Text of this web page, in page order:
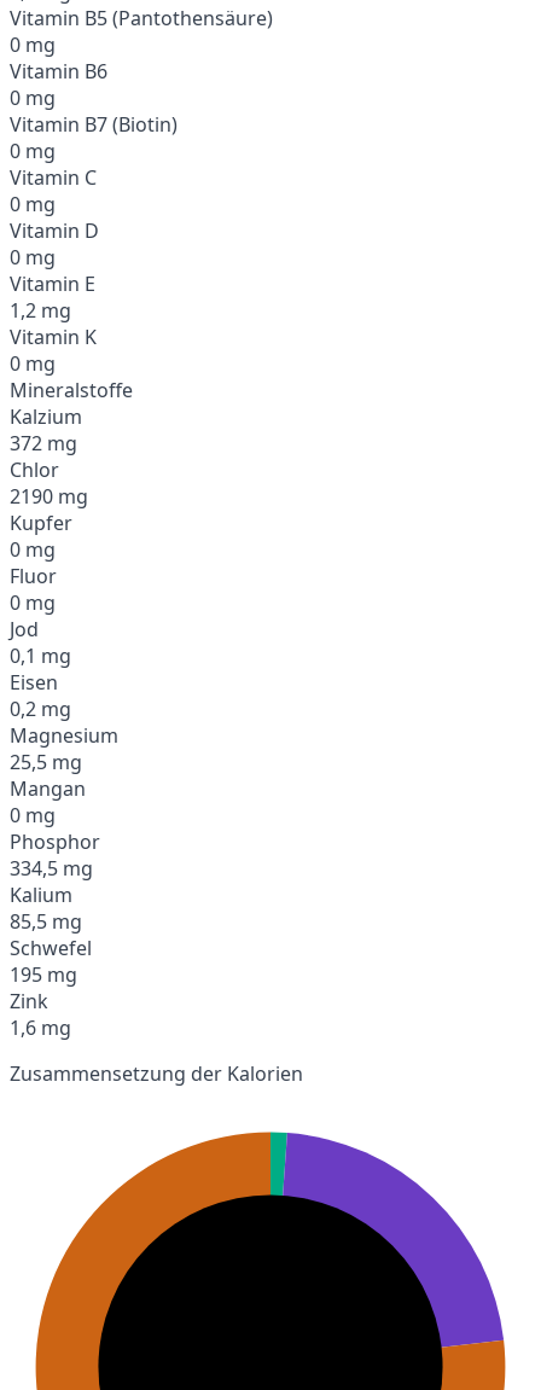
Vitamin B5 (Pantothensäure)
0 mg
Vitamin B6
0 mg
Vitamin B7 (Biotin)
0 mg
Vitamin C
0 mg
Vitamin D
0 mg
Vitamin E
1,2 mg
Vitamin K
0 mg
Mineralstoffe
Kalzium
372 mg
Chlor
2190 mg
Kupfer
0 mg
Fluor
0 mg
Jod
0,1 mg
Eisen
0,2 mg
Magnesium
25,5 mg
Mangan
0 mg
Phosphor
334,5 mg
Kalium
85,5 mg
Schwefel
195 mg
Zink
1,6 mg
Zusammensetzung der Kalorien